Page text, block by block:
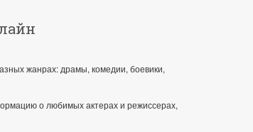
жанрах: драмы, комедии, боевики,
о любимых актерах и режиссерах,